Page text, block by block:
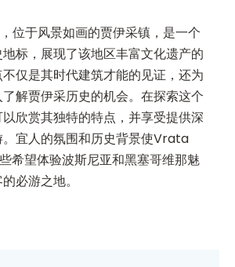
位于风景如画的贾伊采镇，是一个
标，展现了该地区丰富文化遗产的
仅是其时代建筑才能的见证，还为
解贾伊采历史的机会。在探索这个
欣赏其独特的特点，并享受提供深
。宜人的氛围和历史背景使Vrata
希望体验波斯尼亚和黑塞哥维那魅
必游之地。